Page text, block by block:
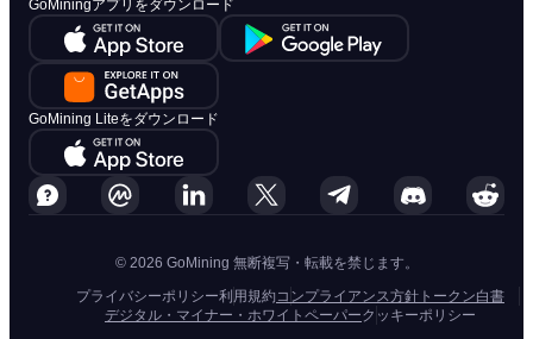
GoMiningアプリをダウンロード
GoMining Liteをダウンロード
© 2026 GoMining 無断複写・転載を禁じます。
プライバシーポリシー利用規約 コンプライアンス方針 トークン白書
デジタル・マイナー・ホワイトペーパークッキーポリシー